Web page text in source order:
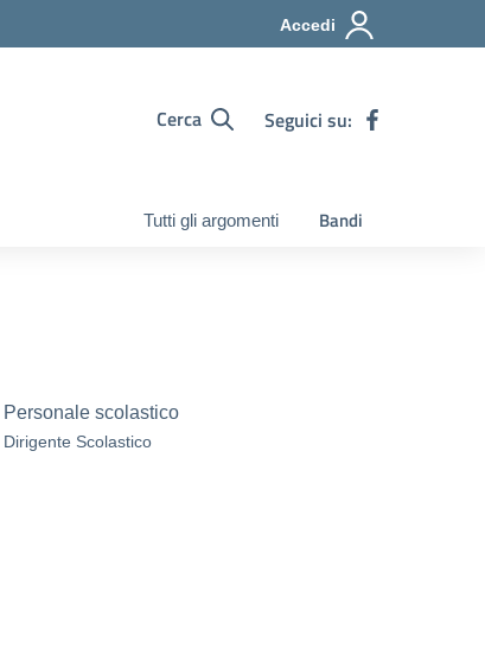
Accedi
Cerca Seguici su:
Tutti gli argomenti Bandi
Personale scolastico
Dirigente Scolastico